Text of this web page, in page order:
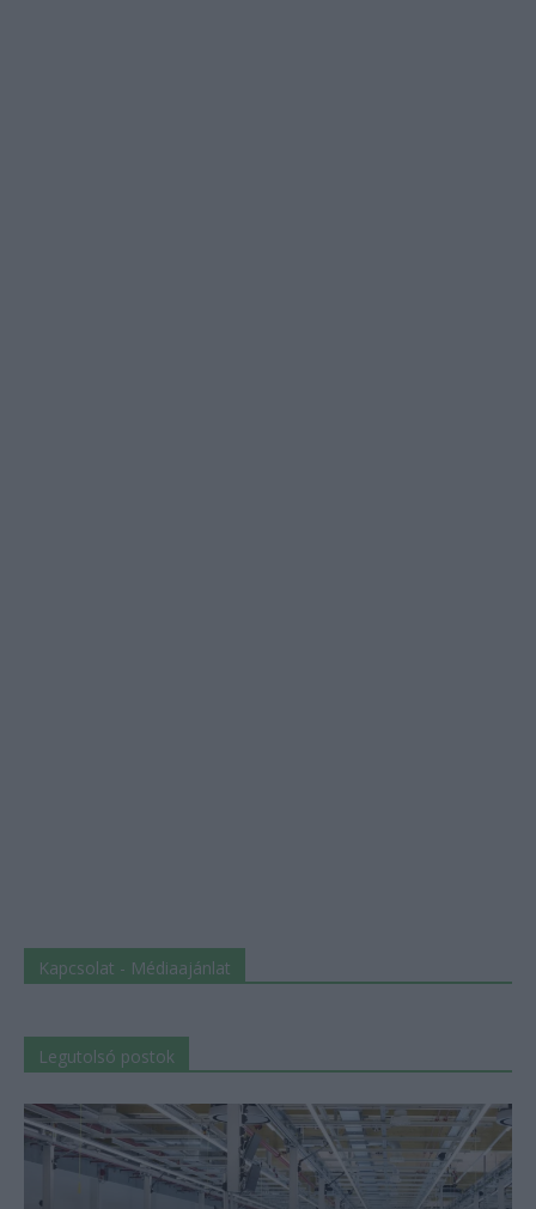
Kapcsolat - Médiaajánlat
Legutolsó postok